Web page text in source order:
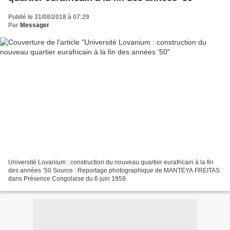
Publié le 31/08/2018 à 07:29
Par Messager
Université Lovanium : construction du nouveau quartier eurafricain à la fin
des années ‘50 Source : Reportage photographique de MANTEYA FREITAS
dans Présence Congolaise du 6 juin 1959.